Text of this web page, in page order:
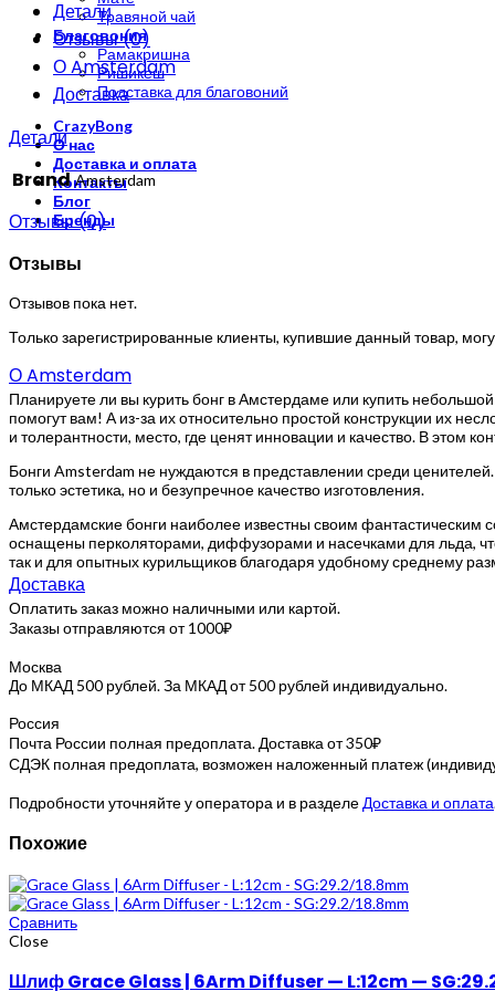
Травяной чай
Благовония
Рамакришна
Ришикеш
Подставка для благовоний
CrazyBong
О нас
Доставка и оплата
Контакты
Блог
Бренды
Детали
Отзывы (0)
О Amsterdam
Доставка
Детали
Brand Amsterdam
Отзывы (0)
Отзывы
Отзывов пока нет.
Только зарегистрированные клиенты, купившие данный товар,
О Amsterdam
Планируете ли вы курить бонг в Амстердаме или купить
помогут вам! А из-за их относительно простой конструкции их
и толерантности, место, где ценят инновации и качество. В этом
Бонги Amsterdam не нуждаются в представлении среди
только эстетика, но и безупречное качество изготовления.
Амстердамские бонги наиболее известны своим фантастическим
оснащены перколяторами, диффузорами и насечками для льда,
так и для опытных курильщиков благодаря удобному среднему
Доставка
Оплатить заказ можно наличными или картой.
Заказы отправляются от 1000₽
Москва
До МКАД 500 рублей. За МКАД от 500 рублей индивидуально.
Россия
Почта России полная предоплата. Доставка от 350₽
СДЭК полная предоплата, возможен наложенный платеж
Подробности уточняйте у оператора и в разделе Доставка и оплата
Похожие
Сравнить
Close
Шлиф Grace Glass | 6Arm Diffuser — L:12cm —